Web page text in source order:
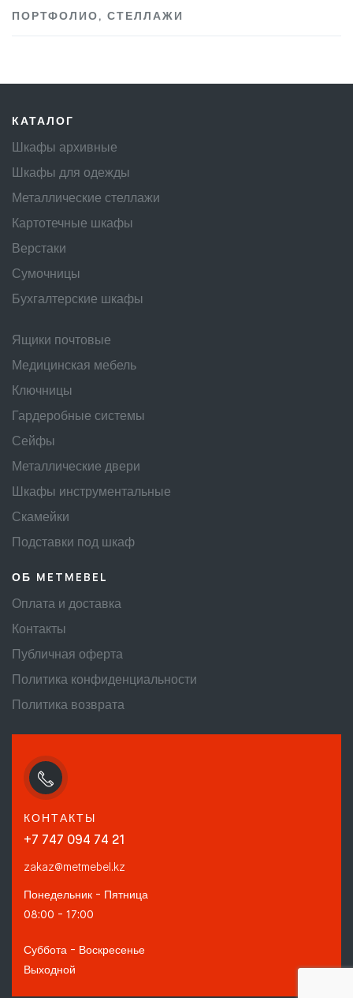
ПОРТФОЛИО , СТЕЛЛАЖИ
КАТАЛОГ
Шкафы архивные
Шкафы для одежды
Металлические стеллажи
Картотечные шкафы
Верстаки
Сумочницы
Бухгалтерские шкафы
Ящики почтовые
Медицинская мебель
Ключницы
Гардеробные системы
Сейфы
Металлические двери
Шкафы инструментальные
Скамейки
Подставки под шкаф
ОБ METMEBEL
Оплата и доставка
Контакты
Публичная оферта
Политика конфиденциальности
Политика возврата
КОНТАКТЫ
+7 747 094 74 21
zakaz@metmebel.kz
Понедельник - Пятница
08:00 - 17:00
Суббота - Воскресенье
Выходной